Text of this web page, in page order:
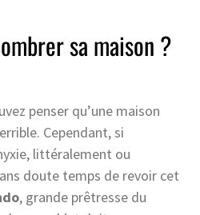
sa maison ?
penser qu’une maison
Cependant, si
littéralement ou
doute temps de revoir cet
, grande prêtresse du